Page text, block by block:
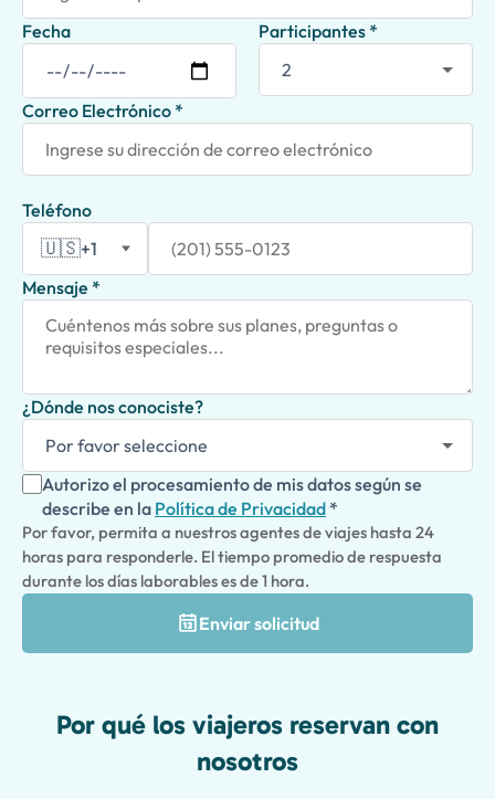
Fecha Participantes *
Correo Electrónico *
Teléfono
🇺🇸+1
Mensaje *
¿Dónde nos conociste?
Autorizo el procesamiento de mis datos según se
describe en la Política de Privacidad *
Por favor, permita a nuestros agentes de viajes hasta 24
horas para responderle. El tiempo promedio de respuesta
durante los días laborables es de 1 hora.
Enviar solicitud
FeaturesPor qué los viajeros reservan con
nosotros